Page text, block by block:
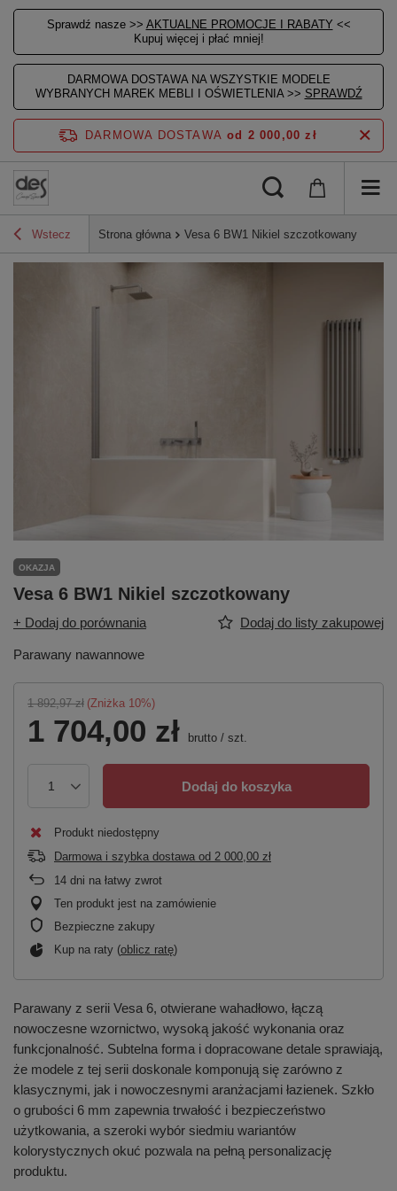
Sprawdź nasze >> AKTUALNE PROMOCJE I RABATY <<
Kupuj więcej i płać mniej!
DARMOWA DOSTAWA NA WSZYSTKIE MODELE
WYBRANYCH MAREK MEBLI I OŚWIETLENIA >> SPRAWDŹ
DARMOWA DOSTAWA od 2 000,00 zł
Wstecz Strona główna Vesa 6 BW1 Nikiel szczotkowany
OKAZJA
Vesa 6 BW1 Nikiel szczotkowany
+ Dodaj do porównania Dodaj do listy zakupowej
Parawany nawannowe
1 892,97 zł (Zniżka 10%)
1 704,00 zł brutto / szt.
Dodaj do koszyka
Produkt niedostępny
Darmowa i szybka dostawa od 2 000,00 zł
14 dni na łatwy zwrot
Ten produkt jest na zamówienie
Bezpieczne zakupy
Kup na raty (oblicz ratę)
Parawany z serii Vesa 6, otwierane wahadłowo, łączą
nowoczesne wzornictwo, wysoką jakość wykonania oraz
funkcjonalność. Subtelna forma i dopracowane detale sprawiają,
że modele z tej serii doskonale komponują się zarówno z
klasycznymi, jak i nowoczesnymi aranżacjami łazienek. Szkło
o grubości 6 mm zapewnia trwałość i bezpieczeństwo
użytkowania, a szeroki wybór siedmiu wariantów
kolorystycznych okuć pozwala na pełną personalizację
produktu.